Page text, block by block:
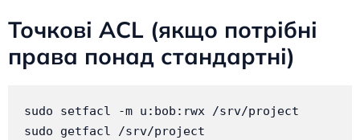
Точкові ACL (якщо потрібні
права понад стандартні)
sudo setfacl -m u:bob:rwx /srv/project
sudo getfacl /srv/project